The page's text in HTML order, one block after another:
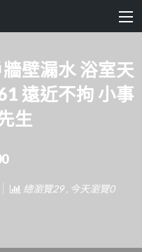
壁漏水 浴室天
遠近不拘 小事
生
總瀏覽29 , 今天瀏覽0